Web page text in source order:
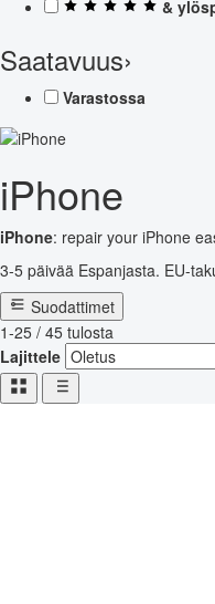
&
Saatavuus›
Varastossa
iPhone
iPhone: repair your iPhone
3-5 päivää Espanjasta. EU-
Suodattimet
1-25 / 45 tulosta
Lajittele